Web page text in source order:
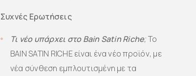
Συχνές Ερωτήσεις
Τι νέο υπάρχει στο Bain Satin Riche;Το
BAIN SATIN RICHE είναι ένα νέο προϊόν, με
νέα σύνθεση εμπλουτισμένη με τα